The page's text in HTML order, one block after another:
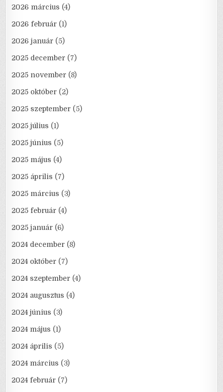
2026 március (4)
2026 február (1)
2026 január (5)
2025 december (7)
2025 november (8)
2025 október (2)
2025 szeptember (5)
2025 július (1)
2025 június (5)
2025 május (4)
2025 április (7)
2025 március (3)
2025 február (4)
2025 január (6)
2024 december (8)
2024 október (7)
2024 szeptember (4)
2024 augusztus (4)
2024 június (3)
2024 május (1)
2024 április (5)
2024 március (3)
2024 február (7)